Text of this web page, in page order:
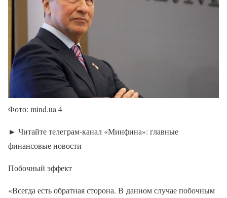
Фото: mind.ua 4
► Читайте телеграм-канал «Минфина»: главные
финансовые новости
Побочный эффект
«Всегда есть обратная сторона. В данном случае побочным